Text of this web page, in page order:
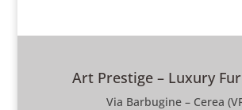
Art Prestige – Luxury
Via Barbugine – Cerea